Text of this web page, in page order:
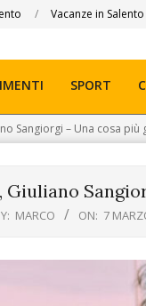
Vacanze in Salento
SPORT
Sangiorgi – Una cosa più
Giuliano
MARCO ON: 7